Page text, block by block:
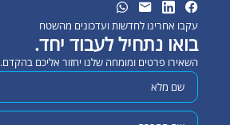
עקבו אחרינו לחדשות ועדכונים מהשטח
בואו נתחיל לעבוד יחד.
השאירו פרטים ומומחה שלנו יחזור אליכם בהקדם.